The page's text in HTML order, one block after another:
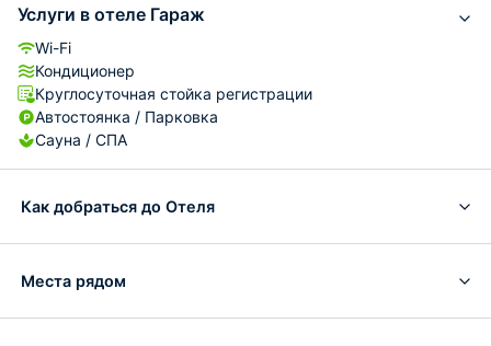
Услуги в отеле Гараж
Wi-Fi
Кондиционер
Круглосуточная стойка регистрации
Автостоянка / Парковка
Сауна / СПА
Как добраться до Отеля
Места рядом